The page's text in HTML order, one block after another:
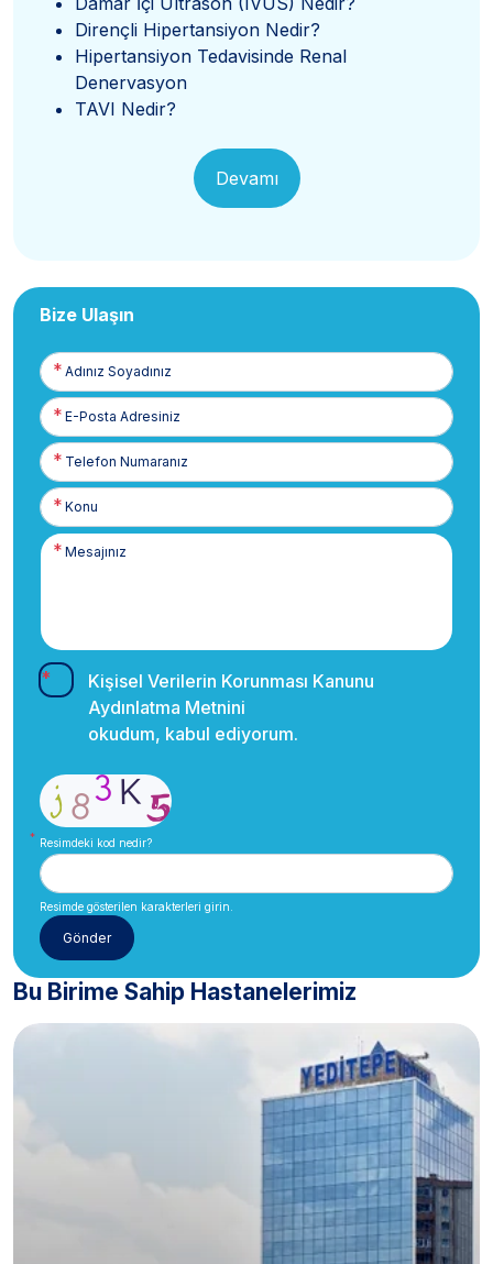
Dirençli Hipertansiyon Nedir?
Hipertansiyon Tedavisinde Renal
Denervasyon
TAVI Nedir?
Devamı
Bize Ulaşın
Adınız
Soyadınız
E-
Posta
Telefon
Numaranız
Kişisel Verilerin Korunması Kanunu
Aydınlatma Metnini
okudum, kabul ediyorum.
Resimdeki kod nedir?
Resimde gösterilen karakterleri girin.
Bu Birime Sahip Hastanelerimiz